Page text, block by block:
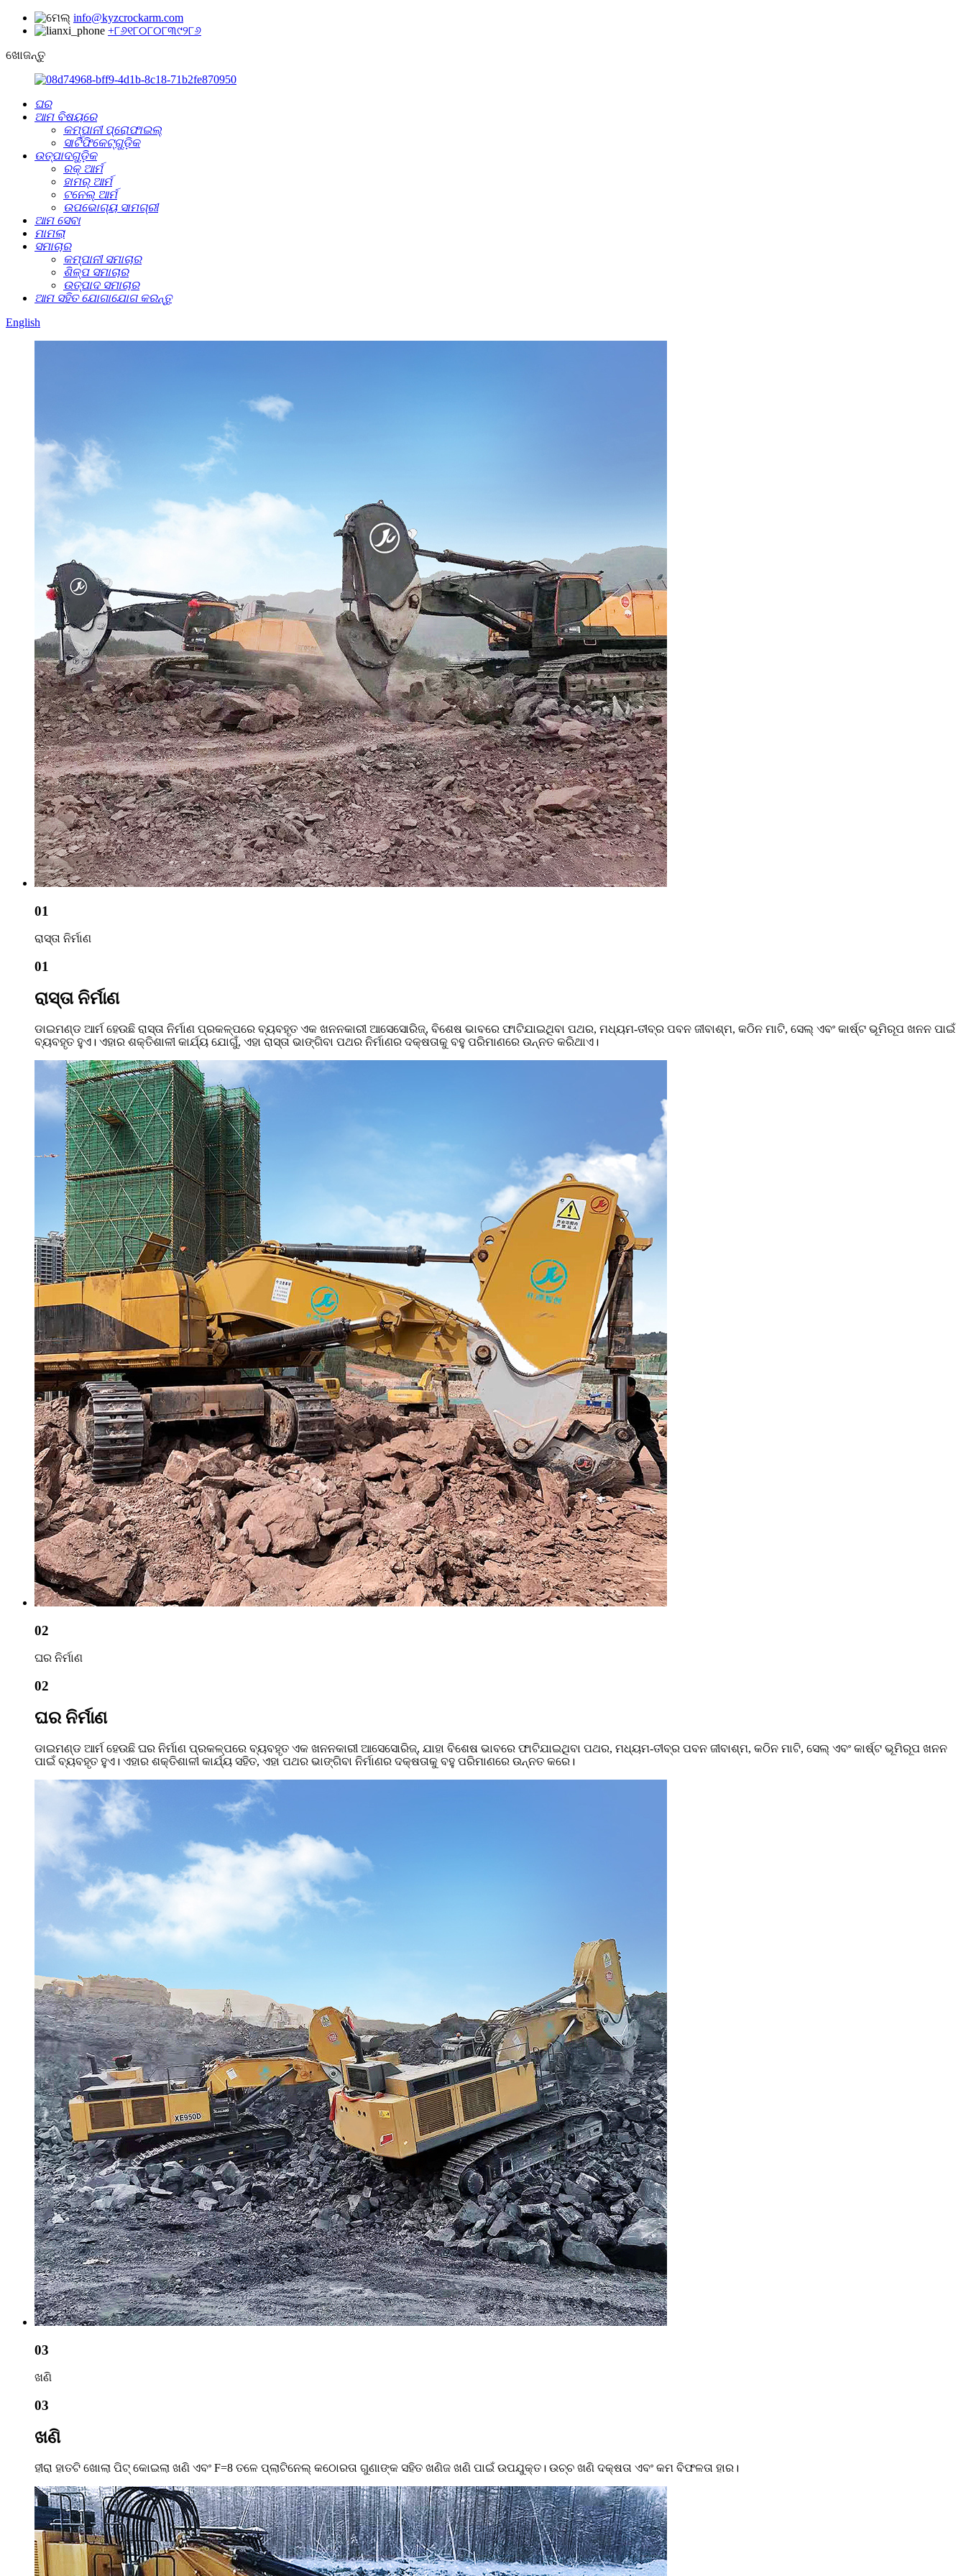
info@kyzcrockarm.com
+୮୬୧୮୦୮୦୮୩୯୨୮୬
ଖୋଜନ୍ତୁ
ଘର
ଆମ ବିଷୟରେ
କମ୍ପାନୀ ପ୍ରୋଫାଇଲ୍
ସାର୍ଟିଫିକେଟ୍‌ଗୁଡ଼ିକ
ଉତ୍ପାଦଗୁଡ଼ିକ
ରକ୍ ଆର୍ମ
ହାମର୍ ଆର୍ମ
ଟନେଲ୍‌ ଆର୍ମ
ଉପଭୋଗ୍ୟ ସାମଗ୍ରୀ
ଆମ ସେବା
ମାମଲା
ସମାଚାର
କମ୍ପାନୀ ସମାଚାର
ଶିଳ୍ପ ସମାଚାର
ଉତ୍ପାଦ ସମାଚାର
ଆମ ସହିତ ଯୋଗାଯୋଗ କରନ୍ତୁ
English
01
ରାସ୍ତା ନିର୍ମାଣ
01
ରାସ୍ତା ନିର୍ମାଣ
ଡାଇମଣ୍ଡ ଆର୍ମ ହେଉଛି ରାସ୍ତା ନିର୍ମାଣ ପ୍ରକଳ୍ପରେ ବ୍ୟବହୃତ ଏକ ଖନନକାରୀ ଆସେସୋରିଜ୍, ବିଶେଷ ଭାବରେ ଫାଟିଯାଇଥିବା ପଥର, ମଧ୍ୟମ-ତୀବ୍ର ପବନ ଜୀବାଶ୍ମ, କଠିନ ମାଟି, ସେଲ୍ ଏବଂ କାର୍ଷ୍ଟ ଭୂମିରୂପ ଖନନ ପାଇଁ
ବ୍ୟବହୃତ ହୁଏ। ଏହାର ଶକ୍ତିଶାଳୀ କାର୍ଯ୍ୟ ଯୋଗୁଁ, ଏହା ରାସ୍ତା ଭାଙ୍ଗିବା ପଥର ନିର୍ମାଣର ଦକ୍ଷତାକୁ ବହୁ ପରିମାଣରେ ଉନ୍ନତ କରିଥାଏ।
02
ଘର ନିର୍ମାଣ
02
ଘର ନିର୍ମାଣ
ଡାଇମଣ୍ଡ ଆର୍ମ ହେଉଛି ଘର ନିର୍ମାଣ ପ୍ରକଳ୍ପରେ ବ୍ୟବହୃତ ଏକ ଖନନକାରୀ ଆସେସୋରିଜ୍, ଯାହା ବିଶେଷ ଭାବରେ ଫାଟିଯାଇଥିବା ପଥର, ମଧ୍ୟମ-ତୀବ୍ର ପବନ ଜୀବାଶ୍ମ, କଠିନ ମାଟି, ସେଲ୍ ଏବଂ କାର୍ଷ୍ଟ ଭୂମିରୂପ ଖନନ
ପାଇଁ ବ୍ୟବହୃତ ହୁଏ। ଏହାର ଶକ୍ତିଶାଳୀ କାର୍ଯ୍ୟ ସହିତ, ଏହା ପଥର ଭାଙ୍ଗିବା ନିର୍ମାଣର ଦକ୍ଷତାକୁ ବହୁ ପରିମାଣରେ ଉନ୍ନତ କରେ।
03
ଖଣି
03
ଖଣି
ହୀରା ହାତଟି ଖୋଲା ପିଟ୍ କୋଇଲା ଖଣି ଏବଂ F=8 ତଳେ ପ୍ଲାଟିନେଲ୍ କଠୋରତା ଗୁଣାଙ୍କ ସହିତ ଖଣିଜ ଖଣି ପାଇଁ ଉପଯୁକ୍ତ। ଉଚ୍ଚ ଖଣି ଦକ୍ଷତା ଏବଂ କମ ବିଫଳତା ହାର।